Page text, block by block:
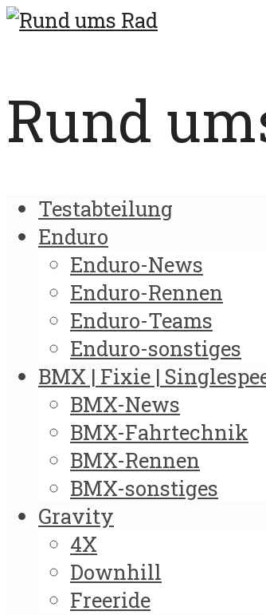
Rund
Testabteilung
Enduro
Enduro-News
Enduro-Rennen
Enduro-Teams
Enduro-sonstiges
BMX | Fixie |
BMX-News
BMX-Fahrtechnik
BMX-Rennen
BMX-sonstiges
Gravity
4X
Downhill
Freeride